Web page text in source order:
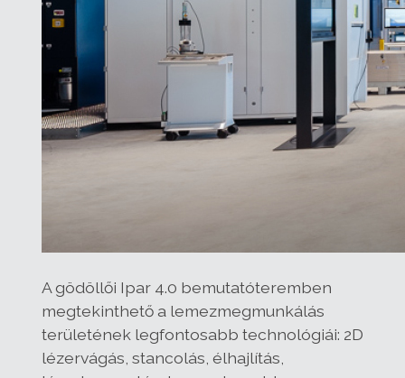
A gödöllői Ipar 4.0 bemutatóteremben
megtekinthető a lemezmegmunkálás
területének legfontosabb technológiái: 2D
lézervágás, stancolás, élhajlítás,